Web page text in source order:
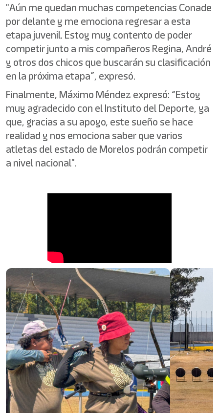
"Aún me quedan muchas competencias Conade
por delante y me emociona regresar a esta
etapa juvenil. Estoy muy contento de poder
competir junto a mis compañeros Regina, André
y otros dos chicos que buscarán su clasificación
en la próxima etapa”, expresó.
Finalmente, Máximo Méndez expresó: “Estoy
muy agradecido con el Instituto del Deporte, ya
que, gracias a su apoyo, este sueño se hace
realidad y nos emociona saber que varios
atletas del estado de Morelos podrán competir
a nivel nacional".